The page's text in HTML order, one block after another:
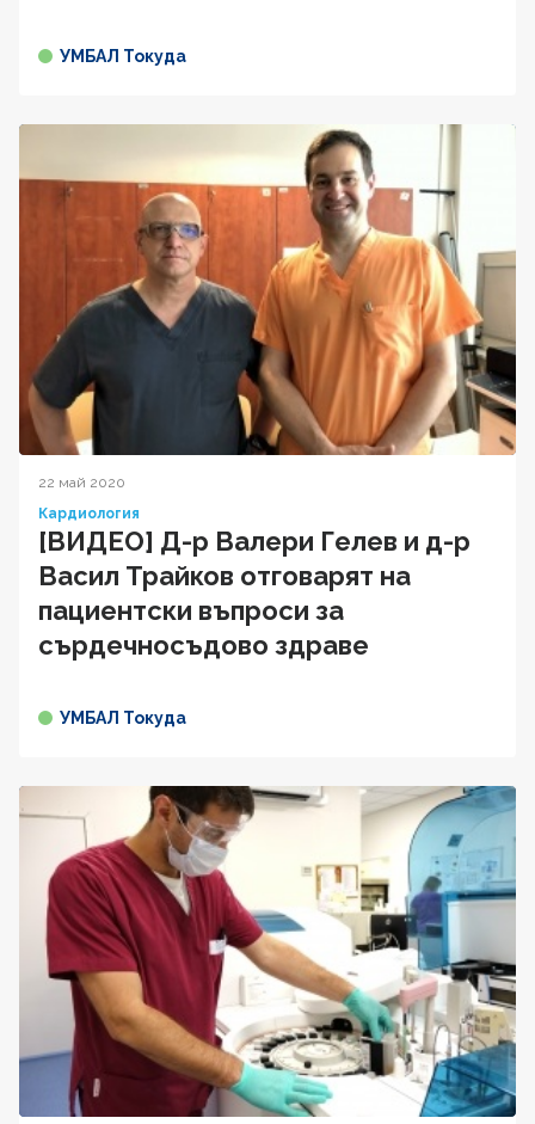
УМБАЛ Токуда
22 май 2020
Кардиология
[ВИДЕО] Д-р Валери Гелев и д-р
Васил Трайков отговарят на
пациентски въпроси за
сърдечносъдово здравe
УМБАЛ Токуда